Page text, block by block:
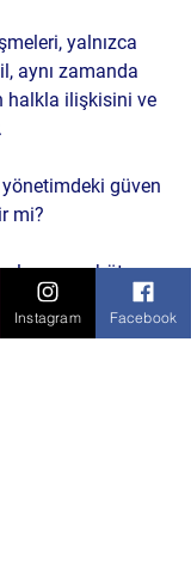
yalnızca
aynı zamanda
halkla ilişkisini ve
güven
mi?
bütçe
sosyal
Instagram Facebook